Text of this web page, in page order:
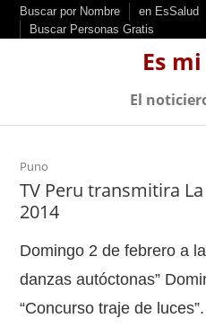
k
Buscar por Nombre en EsSalud
Buscar Personas Gratis
Es
El
Puno
TV Peru transmitira
2014
Domingo 2 de febrero a
danzas autóctonas”
“Concurso traje de